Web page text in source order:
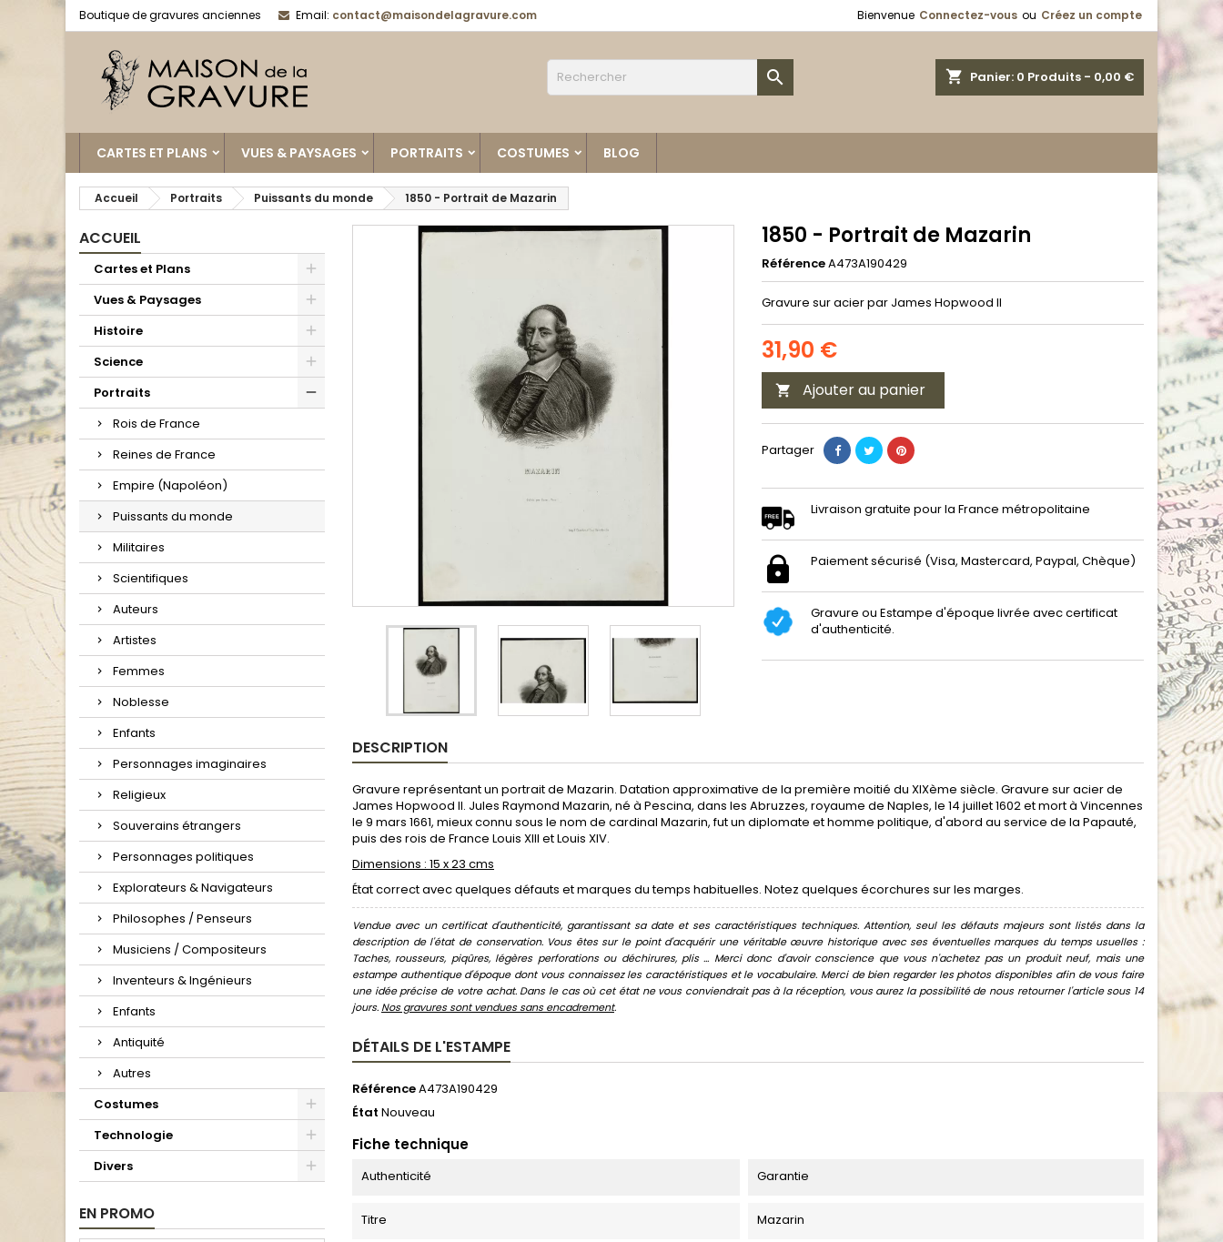
Boutique de gravures anciennes Email: contact@maisondelagravure.com Bienvenue Connectez-vous ou Créez un compte
shopping_cart Panier: 0 Produits - 0,00 €

CARTES ET PLANS VUES & PAYSAGES PORTRAITS COSTUMES BLOG
Accueil Portraits Puissants du monde 1850 - Portrait de Mazarin
ACCUEIL
Cartes et Plans
Vues & Paysages
Histoire
Science
Portraits
Rois de France
Reines de France
Empire (Napoléon)
Puissants du monde
Militaires
Scientifiques
Auteurs
Artistes
Femmes
Noblesse
Enfants
Personnages imaginaires
Religieux
Souverains étrangers
Personnages politiques
Explorateurs & Navigateurs
Philosophes / Penseurs
Musiciens / Compositeurs
Inventeurs & Ingénieurs
Enfants
Antiquité
Autres
Costumes
Technologie
Divers
EN PROMO
1850 - Portrait de Mazarin
RéférenceA473A190429
Gravure sur acier par James Hopwood II
31,90 €
 Ajouter au panier
Partager
Livraison gratuite pour la France métropolitaine
Paiement sécurisé (Visa, Mastercard, Paypal, Chèque)
Gravure ou Estampe d'époque livrée avec certificat
d'authenticité.
DESCRIPTION
Gravure représentant un portrait de Mazarin. Datation approximative de la première moitié du XIXème siècle. Gravure sur acier de
James Hopwood II. Jules Raymond Mazarin, né à Pescina, dans les Abruzzes, royaume de Naples, le 14 juillet 1602 et mort à Vincennes
le 9 mars 1661, mieux connu sous le nom de cardinal Mazarin, fut un diplomate et homme politique, d'abord au service de la Papauté,
puis des rois de France Louis XIII et Louis XIV.
Dimensions : 15 x 23 cms
État correct avec quelques défauts et marques du temps habituelles. Notez quelques écorchures sur les marges.
Vendue avec un certificat d'authenticité, garantissant sa date et ses caractéristiques techniques. Attention, seul les défauts majeurs sont listés dans la
description de l'état de conservation. Vous êtes sur le point d'acquérir une véritable œuvre historique avec ses éventuelles marques du temps usuelles :
Taches, rousseurs, piqûres, légères perforations ou déchirures, plis ... Merci donc d'avoir conscience que vous n'achetez pas un produit neuf, mais une
estampe authentique d'époque dont vous connaissez les caractéristiques et le vocabulaire. Merci de bien regarder les photos disponibles afin de vous faire
une idée précise de votre achat. Dans le cas où cet état ne vous conviendrait pas à la réception, vous aurez la possibilité de nous retourner l'article sous 14
jours. Nos gravures sont vendues sans encadrement.
DÉTAILS DE L'ESTAMPE
RéférenceA473A190429
État Nouveau
Fiche technique
Authenticité Garantie
Titre Mazarin